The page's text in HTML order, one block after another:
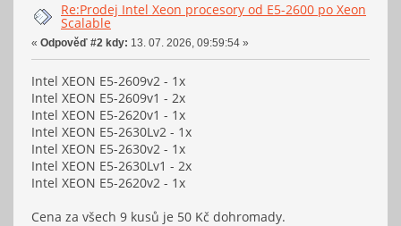
Re:Prodej Intel Xeon procesory od E5-2600 po Xeon
Scalable
« Odpověď #2 kdy: 13. 07. 2026, 09:59:54 »
Intel XEON E5-2609v2 - 1x
Intel XEON E5-2609v1 - 2x
Intel XEON E5-2620v1 - 1x
Intel XEON E5-2630Lv2 - 1x
Intel XEON E5-2630v2 - 1x
Intel XEON E5-2630Lv1 - 2x
Intel XEON E5-2620v2 - 1x
Cena za všech 9 kusů je 50 Kč dohromady.